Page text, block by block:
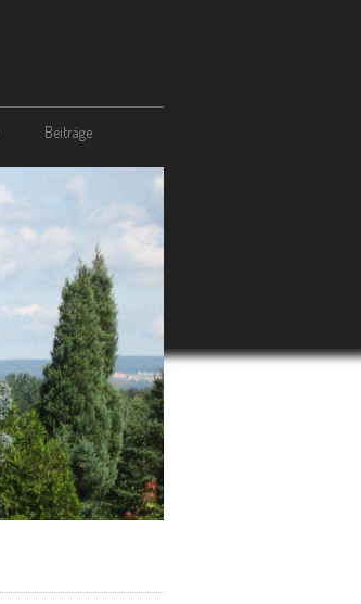
Beiträge